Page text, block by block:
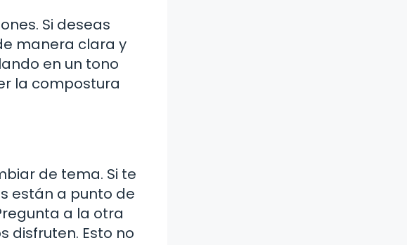
Si deseas
manera clara y
en un tono
la compostura
de tema. Si te
están a punto de
a la otra
disfruten. Esto no